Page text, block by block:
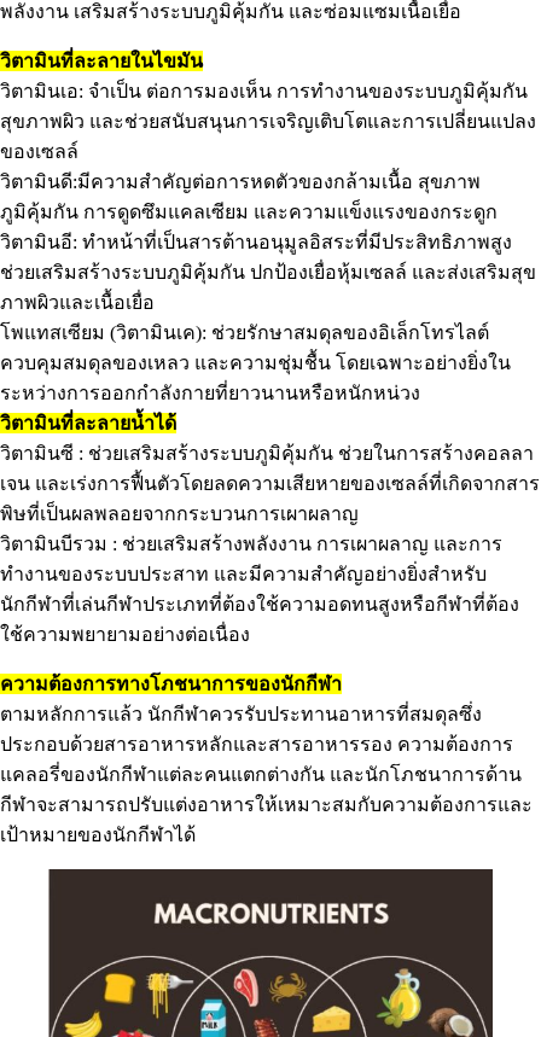
พลังงาน เสริมสร้างระบบภูมิคุ้มกัน และซ่อมแซมเนื้อเยื่อ
วิตามินที่ละลายในไขมัน
วิตามินเอ: จำเป็น ต่อการมองเห็น การทำงานของระบบภูมิคุ้มกัน
สุขภาพผิว และช่วยสนับสนุนการเจริญเติบโตและการเปลี่ยนแปลง
ของเซลล์
วิตามินดี:มีความสำคัญต่อการหดตัวของกล้ามเนื้อ สุขภาพ
ภูมิคุ้มกัน การดูดซึมแคลเซียม และความแข็งแรงของกระดูก
วิตามินอี: ทำหน้าที่เป็นสารต้านอนุมูลอิสระที่มีประสิทธิภาพสูง
ช่วยเสริมสร้างระบบภูมิคุ้มกัน ปกป้องเยื่อหุ้มเซลล์ และส่งเสริมสุข
ภาพผิวและเนื้อเยื่อ
โพแทสเซียม (วิตามินเค): ช่วยรักษาสมดุลของอิเล็กโทรไลต์
ควบคุมสมดุลของเหลว และความชุ่มชื้น โดยเฉพาะอย่างยิ่งใน
ระหว่างการออกกำลังกายที่ยาวนานหรือหนักหน่วง
วิตามินที่ละลายน้ำได้
วิตามินซี : ช่วยเสริมสร้างระบบภูมิคุ้มกัน ช่วยในการสร้างคอลลา
เจน และเร่งการฟื้นตัวโดยลดความเสียหายของเซลล์ที่เกิดจากสาร
พิษที่เป็นผลพลอยจากกระบวนการเผาผลาญ
วิตามินบีรวม : ช่วยเสริมสร้างพลังงาน การเผาผลาญ และการ
ทำงานของระบบประสาท และมีความสำคัญอย่างยิ่งสำหรับ
นักกีฬาที่เล่นกีฬาประเภทที่ต้องใช้ความอดทนสูงหรือกีฬาที่ต้อง
ใช้ความพยายามอย่างต่อเนื่อง
ความต้องการทางโภชนาการของนักกีฬา
ตามหลักการแล้ว นักกีฬาควรรับประทานอาหารที่สมดุลซึ่ง
ประกอบด้วยสารอาหารหลักและสารอาหารรอง ความต้องการ
แคลอรี่ของนักกีฬาแต่ละคนแตกต่างกัน และนักโภชนาการด้าน
กีฬาจะสามารถปรับแต่งอาหารให้เหมาะสมกับความต้องการและ
เป้าหมายของนักกีฬาได้